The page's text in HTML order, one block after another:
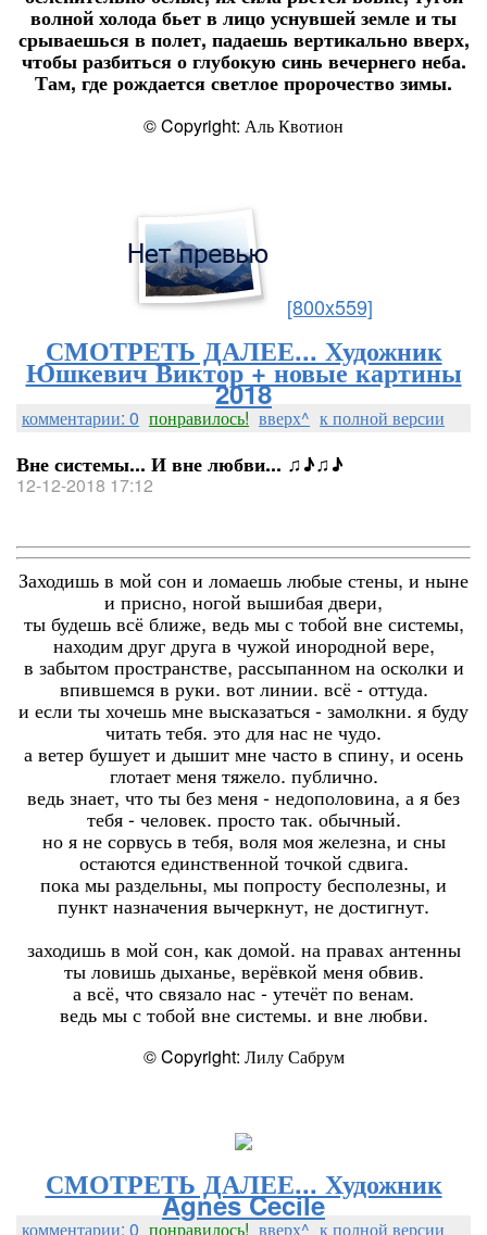
волной холода бьет в лицо уснувшей земле и ты
срываешься в полет, падаешь вертикально вверх,
чтобы разбиться о глубокую синь вечернего неба.
Там, где рождается светлое пророчество зимы.
© Copyright: Аль Квотион
[800x559]
СМОТРЕТЬ ДАЛЕЕ... Художник
Юшкевич Виктор + новые картины
2018
комментарии: 0 понравилось! вверх^ к полной версии
Вне системы... И вне любви... ♫♪♫♪
12-12-2018 17:12
Заходишь в мой сон и ломаешь любые стены, и ныне
и присно, ногой вышибая двери,
ты будешь всё ближе, ведь мы с тобой вне системы,
находим друг друга в чужой инородной вере,
в забытом пространстве, рассыпанном на осколки и
впившемся в руки. вот линии. всё - оттуда.
и если ты хочешь мне высказаться - замолкни. я буду
читать тебя. это для нас не чудо.
а ветер бушует и дышит мне часто в спину, и осень
глотает меня тяжело. публично.
ведь знает, что ты без меня - недополовина, а я без
тебя - человек. просто так. обычный.
но я не сорвусь в тебя, воля моя железна, и сны
остаются единственной точкой сдвига.
пока мы раздельны, мы попросту бесполезны, и
пункт назначения вычеркнут, не достигнут.
заходишь в мой сон, как домой. на правах антенны
ты ловишь дыханье, верёвкой меня обвив.
а всё, что связало нас - утечёт по венам.
ведь мы с тобой вне системы. и вне любви.
© Copyright: Лилу Сабрум
СМОТРЕТЬ ДАЛЕЕ... Художник
Agnes Cecile
комментарии: 0 понравилось! вверх^ к полной версии